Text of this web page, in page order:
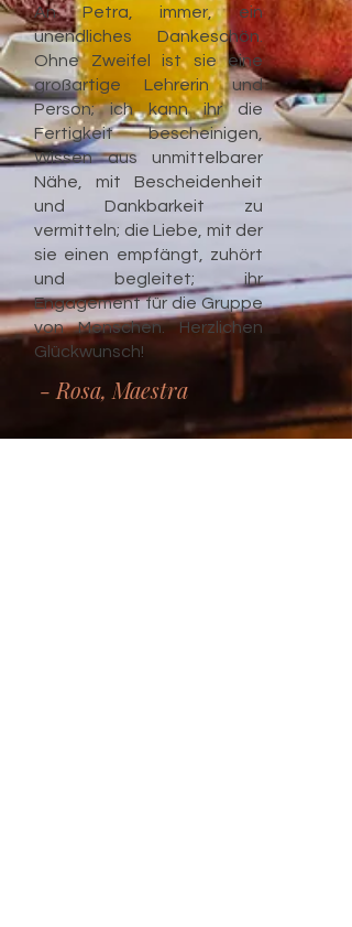
An Petra, immer, ein
unendliches Dankeschön.
Ohne Zweifel ist sie eine
großartige Lehrerin und
Person; ich kann ihr die
Fertigkeit bescheinigen,
Wissen aus unmittelbarer
Nähe, mit Bescheidenheit
und Dankbarkeit zu
vermitteln; die Liebe, mit der
sie einen empfängt, zuhört
und begleitet; ihr
Engagement für die Gruppe
von Menschen. Herzlichen
Glückwunsch!
- Rosa, Maestra